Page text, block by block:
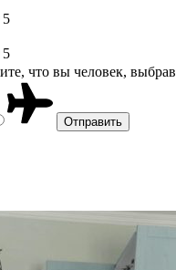
5
5
что вы человек, выбрав